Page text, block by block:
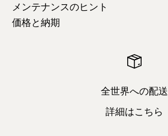
メンテナンスのヒント
価格と納期
全世界への配送
詳細はこちら